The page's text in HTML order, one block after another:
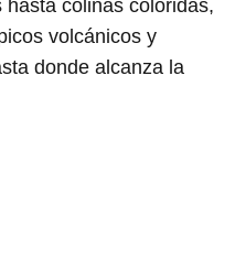
colinas coloridas,
volcánicos y
donde alcanza la